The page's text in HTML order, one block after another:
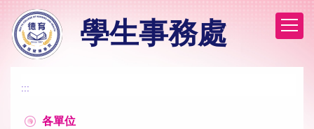
到
主
學生事務處
:::
各單位